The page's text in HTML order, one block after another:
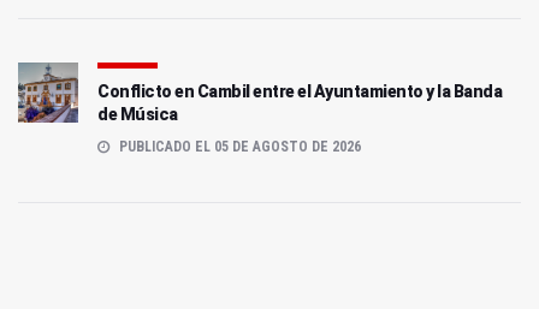
Conflicto en Cambil entre el Ayuntamiento y la Banda
de Música
PUBLICADO EL 05 DE AGOSTO DE 2026